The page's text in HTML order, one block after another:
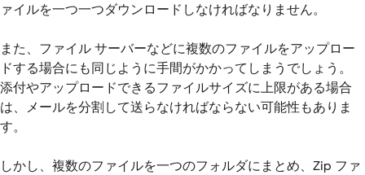
ァイルを一つ一つダウンロードしなければなりません。
また、ファイル サーバーなどに複数のファイルをアップロー
ドする場合にも同じように手間がかかってしまうでしょう。
添付やアップロードできるファイルサイズに上限がある場合
は、メールを分割して送らなければならない可能性もありま
す。
しかし、複数のファイルを一つのフォルダにまとめ、Zip ファ